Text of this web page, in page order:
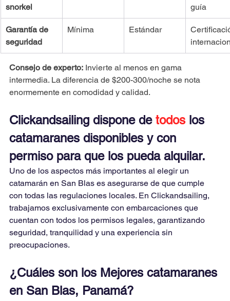
snorkel
guía
Garantía de
seguridad
Mínima Estándar
Consejo de experto: Invierte al menos en gama
intermedia. La diferencia de $200-300/noche se nota
enormemente en comodidad y calidad.
Clickandsailing dispone de todos los
catamaranes disponibles y con
permiso para que los pueda alquilar.
Uno de los aspectos más importantes al elegir un
catamarán en San Blas es asegurarse de que cumple
con todas las regulaciones locales. En Clickandsailing,
trabajamos exclusivamente con embarcaciones que
cuentan con todos los permisos legales, garantizando
seguridad, tranquilidad y una experiencia sin
preocupaciones.
¿Cuáles son los Mejores catamaranes
en San Blas, Panamá?